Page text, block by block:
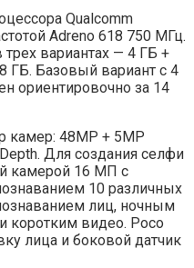
Qualcomm
Adreno 618 750 МГц.
вариантах — 4 ГБ +
ГБ. Базовый вариант с 4
ориентировочно за 14
камер: 48MP + 5MP
Для создания селфи
камерой 16 МП с
10 различных
лиц, ночным
коротким видео. Poco
лица и боковой датчик